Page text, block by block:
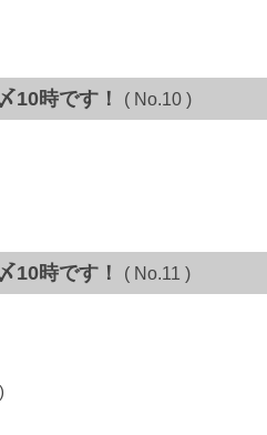
10時です！
( No.10 )
10時です！
( No.11 )